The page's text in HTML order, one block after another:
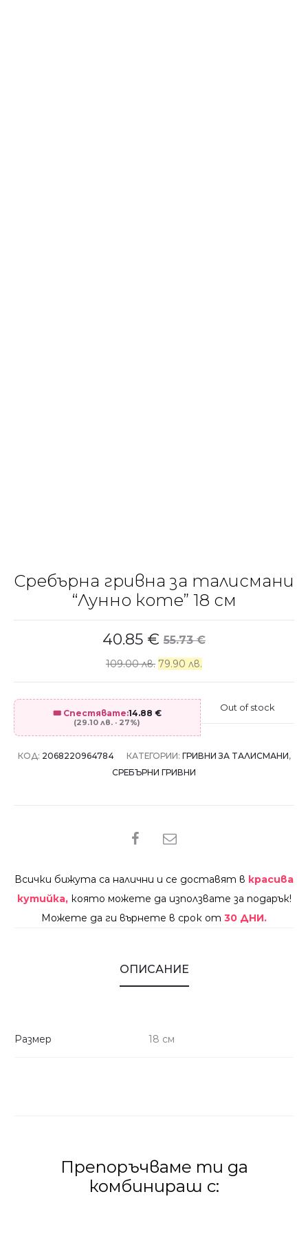
Сребърна гривна за талисмани
“Лунно коте” 18 см
55.73€
40.85 €
109.00 лв. 79.90 лв.
🎟️ Спестявате:14.88 €
(29.10 лв. · 27%)
Out of stock
КОД: 2068220964784 КАТЕГОРИИ: ГРИВНИ ЗА ТАЛИСМАНИ,
СРЕБЪРНИ ГРИВНИ
SHARE
Всички бижута са налични и се доставят в красива
кутийка, която можете да използвате за подарък!
Можете да ги върнете в срок от 30 ДНИ.
ОПИСАНИЕ
Размер 18 см
Препоръчваме ти да
комбинираш с: